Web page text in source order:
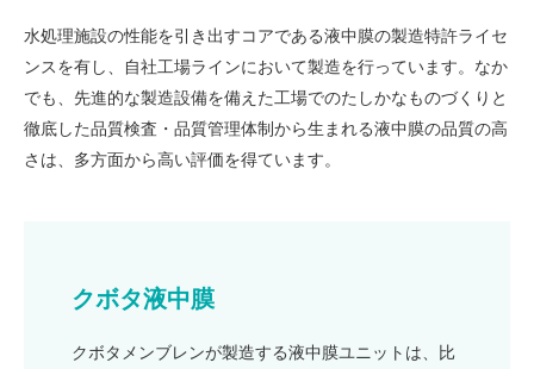
水処理施設の性能を引き出すコアである液中膜の製造特許ライセ
ンスを有し、自社工場ラインにおいて製造を行っています。なか
でも、先進的な製造設備を備えた工場でのたしかなものづくりと
徹底した品質検査・品質管理体制から生まれる液中膜の品質の高
さは、多方面から高い評価を得ています。
クボタ液中膜
クボタメンブレンが製造する液中膜ユニットは、比